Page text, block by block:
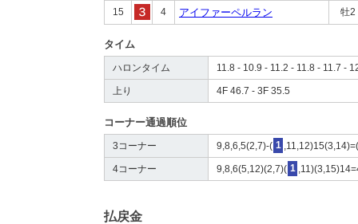
15 4 アイファーペルラン 牡2
タイム
ハロンタイム 11.8 - 10.9 - 11.2 - 11.8 - 11.7 -
上り 4F 46.7 - 3F 35.5
コーナー通過順位
3コーナー 9,8,6,5(2,7)-( 1
4コーナー 9,8,6(5,12)(2,7)( 1
払戻金